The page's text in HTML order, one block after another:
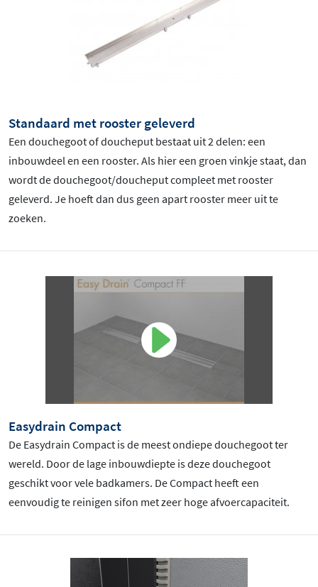
Standaard met rooster geleverd
Een douchegoot of doucheput bestaat uit 2 delen: een
inbouwdeel en een rooster. Als hier een groen vinkje staat, dan
wordt de douchegoot/doucheput compleet met rooster
geleverd. Je hoeft dan dus geen apart rooster meer uit te
zoeken.
Easydrain Compact
De Easydrain Compact is de meest ondiepe douchegoot ter
wereld. Door de lage inbouwdiepte is deze douchegoot
geschikt voor vele badkamers. De Compact heeft een
eenvoudig te reinigen sifon met zeer hoge afvoercapaciteit.